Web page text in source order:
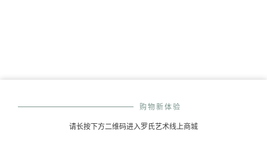
购物新体验
请长按下方二维码进入罗氏艺术线上商城